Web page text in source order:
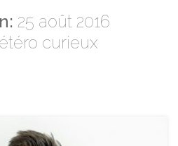
25 août 2016
curieux